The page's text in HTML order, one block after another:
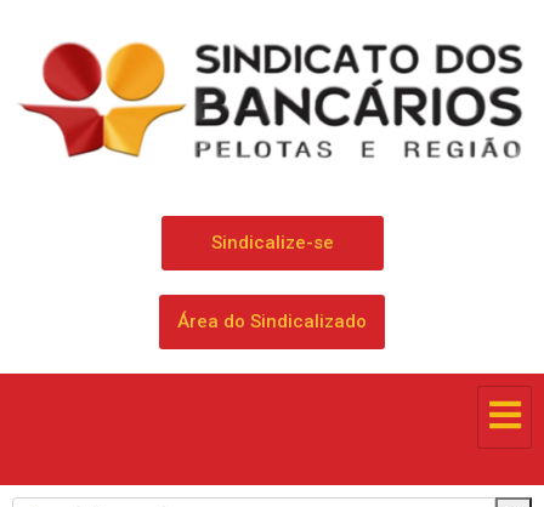
Sindicalize-se
Área do Sindicalizado